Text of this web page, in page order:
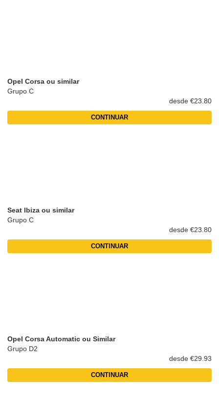
Opel Corsa ou similar
Grupo C
desde €23.80
CONTINUAR
Seat Ibiza ou similar
Grupo C
desde €23.80
CONTINUAR
Opel Corsa Automatic ou Similar
Grupo D2
desde €29.93
CONTINUAR